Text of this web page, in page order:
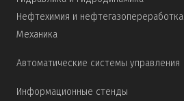
Нефтехимия и нефтегазопереработка
Механика
Автоматические системы управления
Информационные стенды